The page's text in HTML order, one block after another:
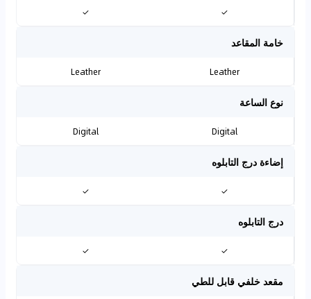
✓
✓
خامة المقاعد
Leather
Leather
نوع الساعة
Digital
Digital
إضاءة درج التابلوه
✓
✓
درج التابلوه
✓
✓
مقعد خلفي قابل للطي